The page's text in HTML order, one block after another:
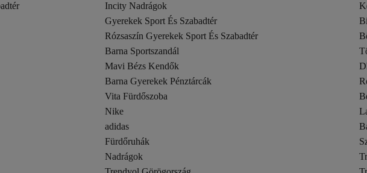
Incity Nadrágok
Gyerekek Sport És Szabadtér
Rózsaszín Gyerekek Sport És Szabadtér
Barna Sportszandál
Mavi Bézs Kendők
Barna Gyerekek Pénztárcák
Vita Fürdőszoba
Nike
adidas
Fürdőruhák
Nadrágok